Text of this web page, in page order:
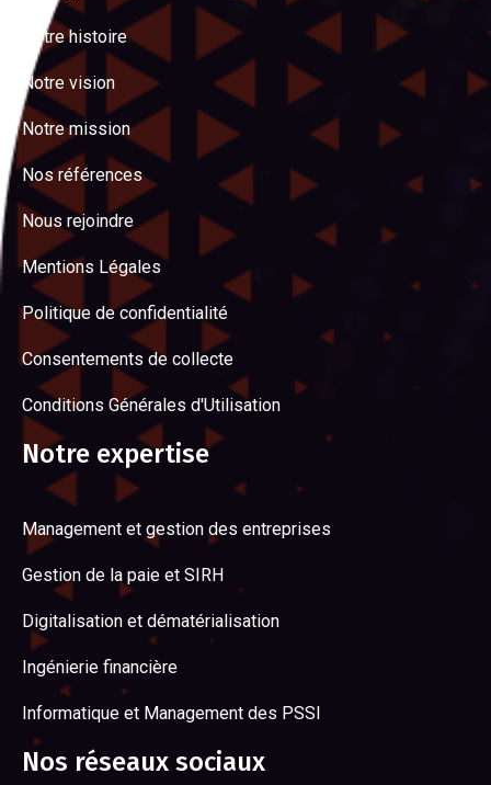
Notre histoire
Notre vision
Notre mission
Nos références
Nous rejoindre
Mentions Légales
Politique de confidentialité
Consentements de collecte
Conditions Générales d'Utilisation
Notre expertise
Management et gestion des entreprises
Gestion de la paie et SIRH
Digitalisation et dématérialisation
Ingénierie financière
Informatique et Management des PSSI
Nos réseaux sociaux